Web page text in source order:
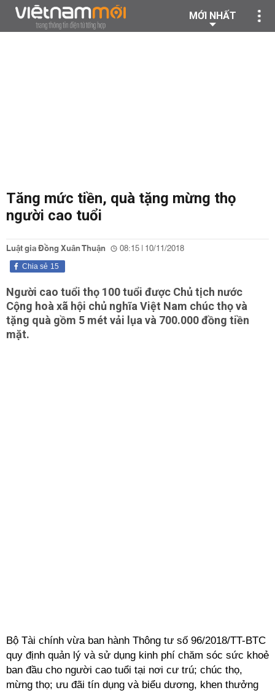
MỚI NHẤT
Tăng mức tiền, quà tặng mừng thọ
người cao tuổi
Luật gia Đồng Xuân Thuận 08:15 | 10/11/2018
15
Chia sẻ
Người cao tuổi thọ 100 tuổi được Chủ tịch nước
Cộng hoà xã hội chủ nghĩa Việt Nam chúc thọ và
tặng quà gồm 5 mét vải lụa và 700.000 đồng tiền
mặt.
Bộ Tài chính vừa ban hành Thông tư số 96/2018/TT-BTC
quy định quản lý và sử dụng kinh phí chăm sóc sức khoẻ
ban đầu cho người cao tuổi tại nơi cư trú; chúc thọ,
mừng thọ; ưu đãi tín dụng và biểu dương, khen thưởng